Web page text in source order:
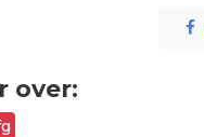
over: